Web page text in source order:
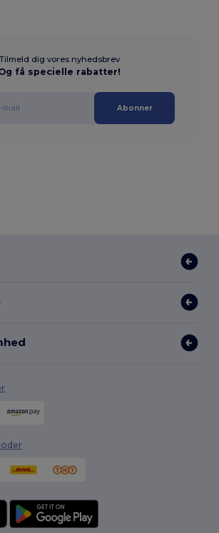
Tilmeld dig vores nyhedsbrev
få specielle rabatter!
Abonner